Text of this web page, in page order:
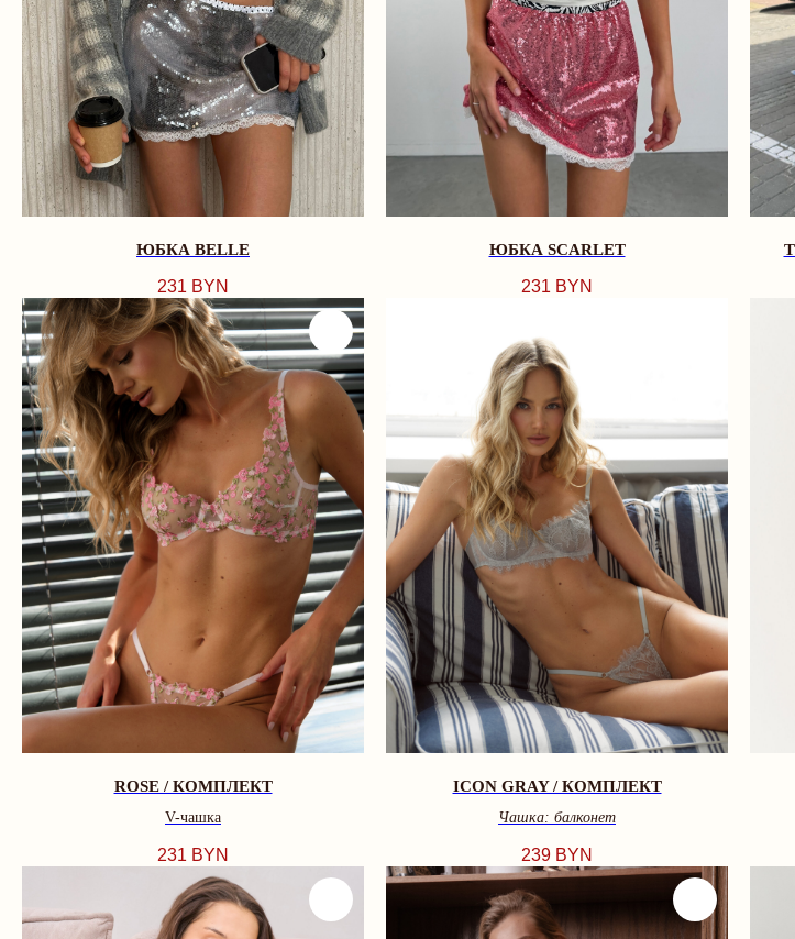
ЮБКА BELLE
231 BYN
ЮБКА SCARLET
231 BYN
ROSE / КОМПЛЕКТ
V-чашка
231 BYN
ICON GRAY / КОМПЛЕКТ
Чашка: балконет
239 BYN